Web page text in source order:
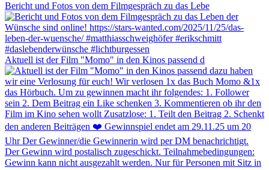
Bericht und Fotos von dem Filmgespräch zu das Lebe
Aktuell ist der Film "Momo" in den Kinos passend d